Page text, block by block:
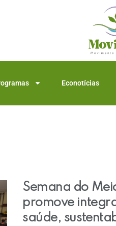
Econotícias
Semana do
promove
saúde,